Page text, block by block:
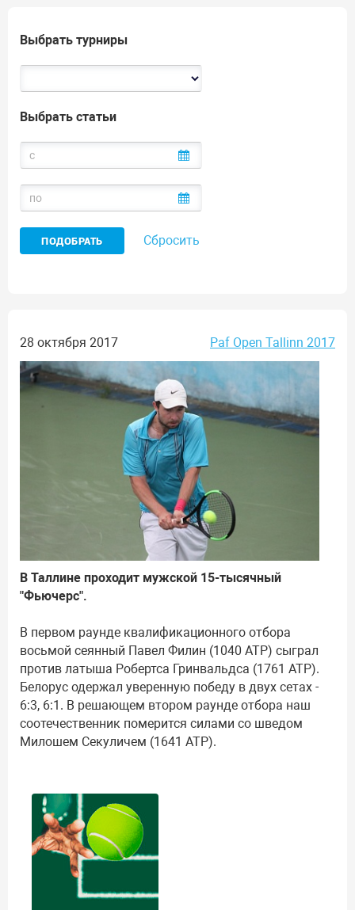
Выбрать турниры
Выбрать статьи
Сбросить
28 октября 2017 Paf Open Tallinn 2017
В Таллине проходит мужской 15-тысячный
"Фьючерс".
В первом раунде квалификационного отбора
восьмой сеянный Павел Филин (1040 АТР) сыграл
против латыша Робертса Гринвальдса (1761 АТР).
Белорус одержал уверенную победу в двух сетах -
6:3, 6:1. В решающем втором раунде отбора наш
соотечественник померится силами со шведом
Милошем Секуличем (1641 АТР).